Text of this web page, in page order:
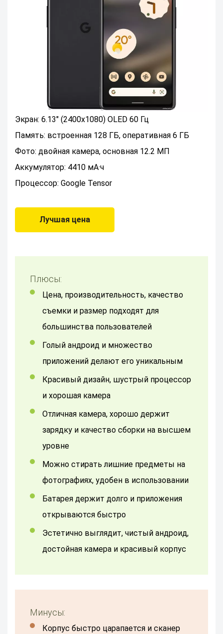
Экран: 6.13" (2400x1080) OLED 60 Гц
Память: встроенная 128 ГБ, оперативная 6 ГБ
Фото: двойная камера, основная 12.2 МП
Аккумулятор: 4410 мА·ч
Процессор: Google Tensor
Лучшая цена
Плюсы:
Цена, производительность, качество
съемки и размер подходят для
большинства пользователей
Голый андроид и множество
приложений делают его уникальным
Красивый дизайн, шустрый процессор
и хорошая камера
Отличная камера, хорошо держит
зарядку и качество сборки на высшем
уровне
Можно стирать лишние предметы на
фотографиях, удобен в использовании
Батарея держит долго и приложения
открываются быстро
Эстетично выглядит, чистый андроид,
достойная камера и красивый корпус
Минусы:
Корпус быстро царапается и сканер